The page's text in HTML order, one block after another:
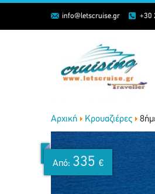
info@letscruise.gr +30
Αρχική Κρουαζιέρες
Από: 335 €